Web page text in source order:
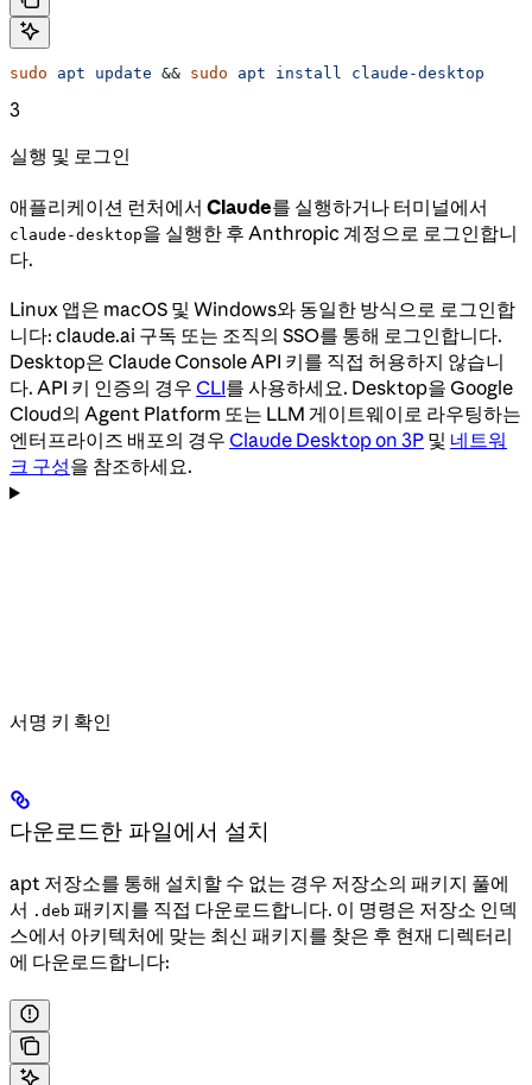
sudo apt update && sudo apt install claude-desktop
3
실행 및 로그인
애플리케이션 런처에서 Claude를 실행하거나 터미널에서
claude-desktop을 실행한 후 Anthropic 계정으로 로그인합니
다.
Linux 앱은 macOS 및 Windows와 동일한 방식으로 로그인합
니다: claude.ai 구독 또는 조직의 SSO를 통해 로그인합니다.
Desktop은 Claude Console API 키를 직접 허용하지 않습니
다. API 키 인증의 경우 CLI를 사용하세요. Desktop을 Google
Cloud의 Agent Platform 또는 LLM 게이트웨이로 라우팅하는
엔터프라이즈 배포의 경우 Claude Desktop on 3P 및 네트워
크 구성을 참조하세요.
서명 키 확인
다운로드한 파일에서 설치
apt 저장소를 통해 설치할 수 없는 경우 저장소의 패키지 풀에
서 .deb 패키지를 직접 다운로드합니다. 이 명령은 저장소 인덱
스에서 아키텍처에 맞는 최신 패키지를 찾은 후 현재 디렉터리
에 다운로드합니다: